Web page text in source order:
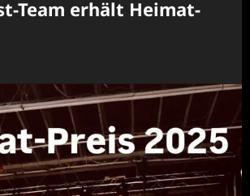
Team erhält Heimat-